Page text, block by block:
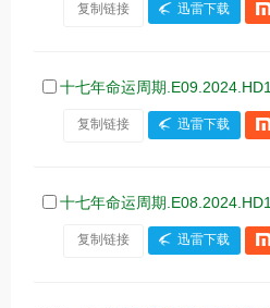
复制链接 迅雷下载
十七年命运周期
复制链接 迅雷下载
十七年命运周期
复制链接 迅雷下载